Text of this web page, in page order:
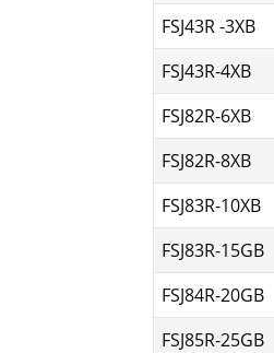
FSJ43R -3XB
FSJ43R-4XB
FSJ82R-6XB
FSJ82R-8XB
FSJ83R-10XB
FSJ83R-15GB
FSJ84R-20GB
FSJ85R-25GB